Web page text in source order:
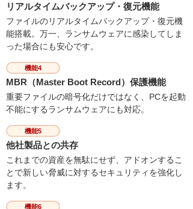
リアルタイムバックアップ・復元機能
ファイルのリアルタイムバックアップ・復元機
能搭載。万一、ランサムウェアに感染してしま
った場合にも安心です。
機能4
MBR（Master Boot Record）保護機能
重要ファイルの暗号化だけではなく、PCを起動
不能にするランサムウェアにも対応。
機能5
他社製品との共存
これまでの資産を無駄にせず、アドオンするこ
とで新しい脅威に対するセキュリティを強化し
ます。
機能6